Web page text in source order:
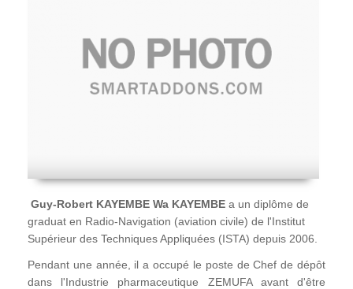
Guy-Robert KAYEMBE Wa KAYEMBE a un diplôme de
graduat en Radio-Navigation (aviation civile) de l'Institut
Supérieur des Techniques Appliquées (ISTA) depuis 2006.
Pendant une année, il a occupé le poste de Chef de dépôt
dans l'Industrie pharmaceutique ZEMUFA avant d'être